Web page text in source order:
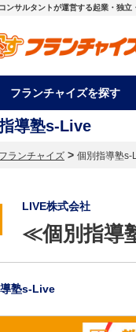
ンサルタントが運営する起業・独
フランチャイズを探す
導塾s-Live
フランチャイズ > 個別指導塾s-
LIVE株式会社
≪個別指導
塾s-Live